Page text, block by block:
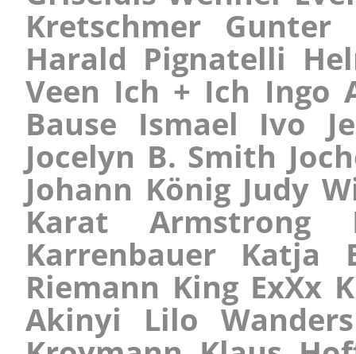
Kretschmer
Harald Pignatelli
Veen Ich + Ich Ingo
Bause Ismael Ivo
Jocelyn B. Smith
Johann König Judy
Karat Armstrong
Karrenbauer Katja
Riemann King ExXx
Akinyi Lilo